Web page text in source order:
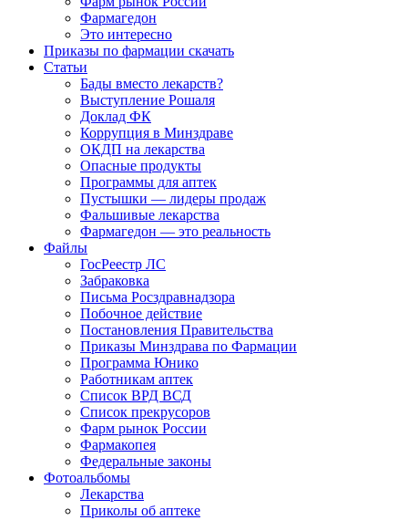
Фармагедон
Это интересно
Приказы по фармации скачать
Статьи
Бады вместо лекарств?
Выступление Рошаля
Доклад ФК
Коррупция в Минздраве
ОКДП на лекарства
Опасные продукты
Программы для аптек
Пустышки — лидеры продаж
Фальшивые лекарства
Фармагедон — это реальность
Файлы
ГосРеестр ЛС
Забраковка
Письма Росздравнадзора
Побочное действие
Постановления Правительства
Приказы Минздрава по Фармации
Программа Юнико
Работникам аптек
Список ВРД ВСД
Список прекрусоров
Фарм рынок России
Фармакопея
Федеральные законы
Фотоальбомы
Лекарства
Приколы об аптеке